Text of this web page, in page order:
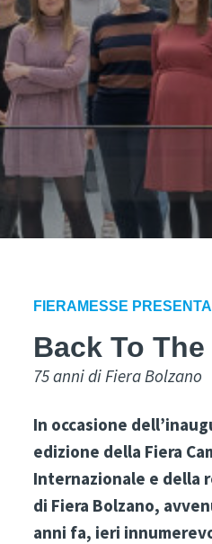
FIERAMESSE PRESENTA
Back To
75 anni di Fiera Bolzano
In occasione
edizione della Fiera
Internazionale e della
di Fiera Bolzano,
anni fa, ieri